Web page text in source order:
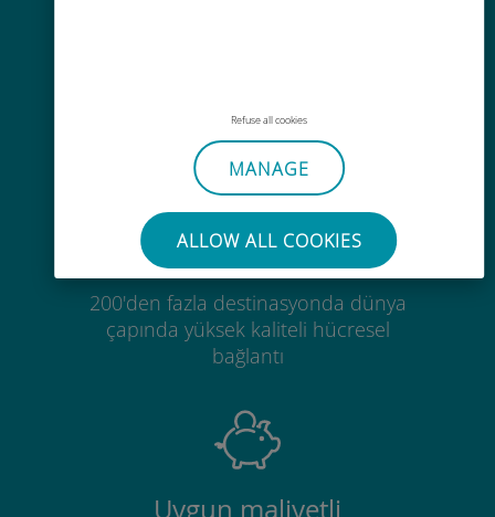
Refuse all cookies
MANAGE
ALLOW ALL COOKIES
QR kodu alın ve tarayın
Küresel
200'den fazla destinasyonda dünya
çapında yüksek kaliteli hücresel
bağlantı
Uygun maliyetli